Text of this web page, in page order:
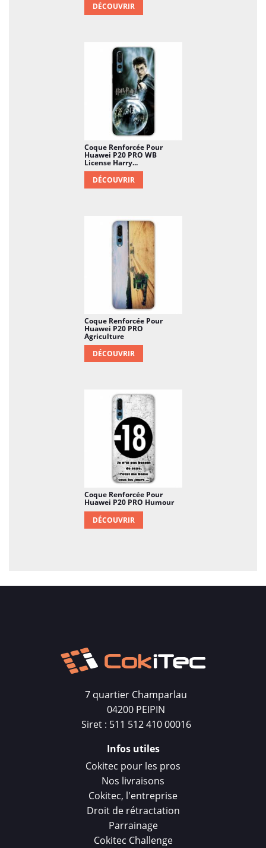
DÉCOUVRIR
Coque Renforcée Pour
Huawei P20 PRO WB
License Harry...
DÉCOUVRIR
Coque Renforcée Pour
Huawei P20 PRO
Agriculture
DÉCOUVRIR
Coque Renforcée Pour
Huawei P20 PRO Humour
DÉCOUVRIR
7 quartier Champarlau
04200 PEIPIN
Siret : 511 512 410 00016
Infos utiles
Cokitec pour les pros
Nos livraisons
Cokitec, l'entreprise
Droit de rétractation
Parrainage
Cokitec Challenge